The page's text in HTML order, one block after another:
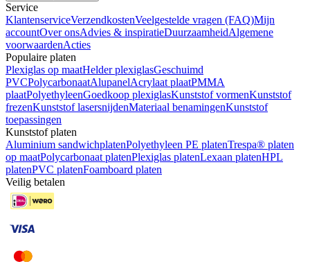
Service
KlantenserviceVerzendkostenVeelgestelde vragen (FAQ)Mijn
accountOver onsAdvies & inspiratieDuurzaamheidAlgemene
voorwaardenActies
Populaire platen
Plexiglas op maatHelder plexiglasGeschuimd
PVCPolycarbonaatAlupanelAcrylaat plaatPMMA
plaatPolyethyleenGoedkoop plexiglasKunststof vormenKunststof
frezenKunststof lasersnijdenMateriaal benamingenKunststof
toepassingen
Kunststof platen
Aluminium sandwichplatenPolyethyleen PE platenTrespa® platen
op maatPolycarbonaat platenPlexiglas platenLexaan platenHPL
platenPVC platenFoamboard platen
Veilig betalen